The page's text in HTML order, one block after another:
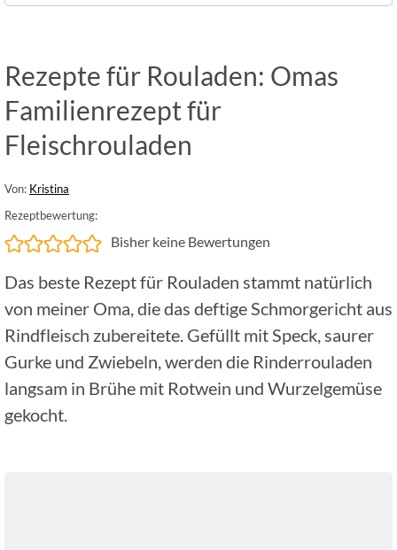
Rezepte für Rouladen: Omas
Familienrezept für
Fleischrouladen
Von: Kristina
Rezeptbewertung:
Bisher keine Bewertungen
Das beste Rezept für Rouladen stammt natürlich
von meiner Oma, die das deftige Schmorgericht aus
Rindfleisch zubereitete. Gefüllt mit Speck, saurer
Gurke und Zwiebeln, werden die Rinderrouladen
langsam in Brühe mit Rotwein und Wurzelgemüse
gekocht.